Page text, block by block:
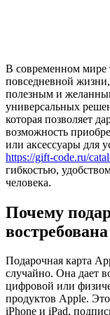
В современном мире
повседневной
полезным и
универсальных
которая позволяет
возможность
или аксессуары для
https://gift-code.ru/
гибкостью,
человека.
Почему
востребована
Подарочная карта
случайно. Она дает
цифровой или
продуктов Apple.
iPhone и iPad,